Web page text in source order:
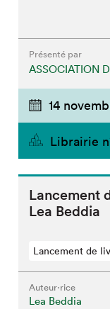
Présenté par
ASSOCIATION
14
Librairie
Lancement
Lea Beddia
Lancement de
Auteur·rice
Lea Beddia